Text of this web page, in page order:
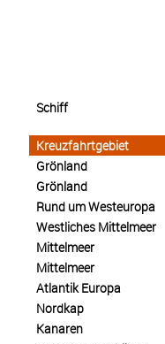
Schiff
Kreuzfahrtgebiet
Grönland
Grönland
Rund um Westeuropa
Westliches Mittelmeer
Mittelmeer
Mittelmeer
Atlantik Europa
Nordkap
Kanaren